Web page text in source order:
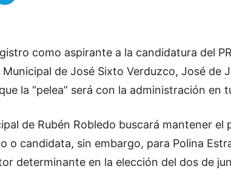
como aspirante a la candidatura del
de José Sixto Verduzco, José de
la “pelea” será con la administración en
de Rubén Robledo buscará mantener el
o candidata, sin embargo, para Polina
determinante en la elección del dos de